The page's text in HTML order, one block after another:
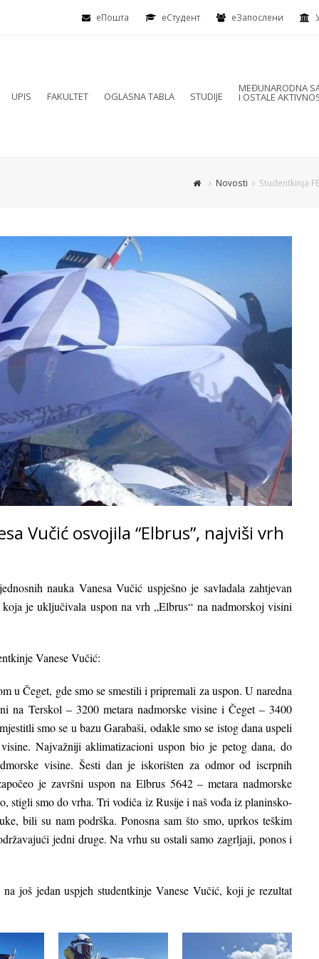
еПошта eСтудент еЗапослени
UPIS FAKULTET OGLASNA TABLA STUDIJE
MEĐUNARODNA
I OSTALE
Novosti Studentkinja
Vučić osvojila “Elbrus”, najviši vrh
nauka Vanesa Vučić uspješno je savladala zahtjevan
je uključivala uspon na vrh „Elbrus“ na nadmorskoj visini
Vanese Vučić:
u Čeget, gde smo se smestili i pripremali za uspon. U naredna
na Terskol – 3200 metara nadmorske visine i Čeget – 3400
smo se u bazu Garabaši, odakle smo se istog dana uspeli
Najvažniji aklimatizacioni uspon bio je petog dana, do
visine. Šesti dan je iskorišten za odmor od iscrpnih
je završni uspon na Elbrus 5642 – metara nadmorske
stigli smo do vrha. Tri vodiča iz Rusije i naš vođa iz planinsko-
bili su nam podrška. Ponosna sam što smo, uprkos teškim
jedni druge. Na vrhu su ostali samo zagrljaji, ponos i
još jedan uspjeh studentkinje Vanese Vučić, koji je rezultat